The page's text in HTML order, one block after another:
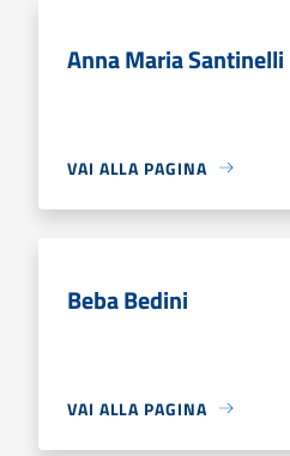
Anna Maria Santinelli
VAI ALLA PAGINA
Beba Bedini
VAI ALLA PAGINA